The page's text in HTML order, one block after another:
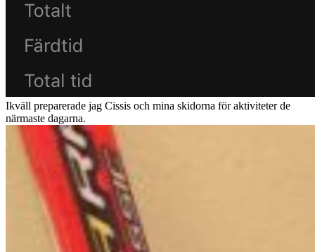
Ikväll preparerade jag Cissis och mina skidorna för aktiviteter de
närmaste dagarna.